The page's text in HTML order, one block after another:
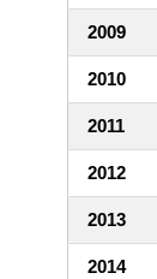
2009
2010
2011
2012
2013
2014